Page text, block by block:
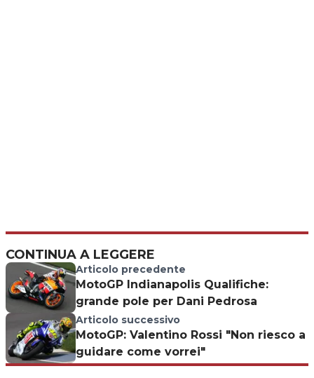
CONTINUA A LEGGERE
Articolo precedente
MotoGP Indianapolis Qualifiche:
grande pole per Dani Pedrosa
Articolo successivo
MotoGP: Valentino Rossi "Non riesco a
guidare come vorrei"